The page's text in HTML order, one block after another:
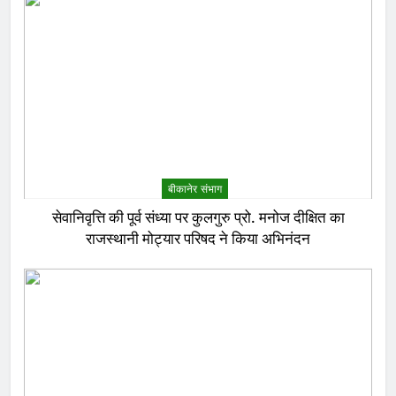
बीकानेर संभाग
सेवानिवृत्ति की पूर्व संध्या पर कुलगुरु प्रो. मनोज दीक्षित का
राजस्थानी मोट्यार परिषद ने किया अभिनंदन